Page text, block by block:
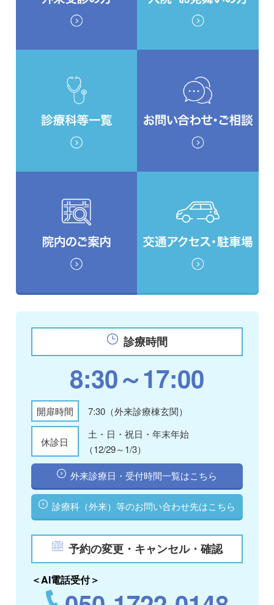
診療時間
8:30～17:00
開扉時間 7:30（外来診療棟玄関）
休診日
土・日・祝日・年末年始
（12/29～1/3）
外来診療日・受付時間一覧はこちら
診療科（外来）等のお問い合わせ先はこちら
予約の変更・キャンセル・確認
＜AI電話受付＞